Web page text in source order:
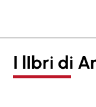
I lIbri di